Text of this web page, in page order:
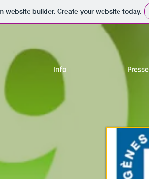
website builder. Create your website today.
Info Presse